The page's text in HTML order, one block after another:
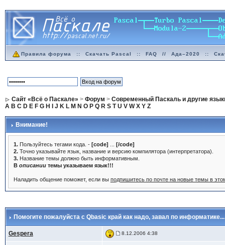
Правила форума :: Скачать Pascal :: FAQ // Ада–2020 ::
Сайт «Всё о Паскале» > Форум > Современный Паскаль и другие
A B C D E F G H J K L M N O P Q R S T U V W X Y Z
Внимание!
1.Пользуйтесь тегами кода. - [code]
[/code]
2.Точно указывайте язык, название и версию компилятора (интерпретатора).
3.Название темы должно быть информативным.
В описаниитемы указываем язык!!!
Наладить общение поможет, если вы подпишитесь по почте на новые темы в
Помогите пожалуйста с Qbasic край как надо, завал по информатике...
Gespera 8.12.2006 4:38